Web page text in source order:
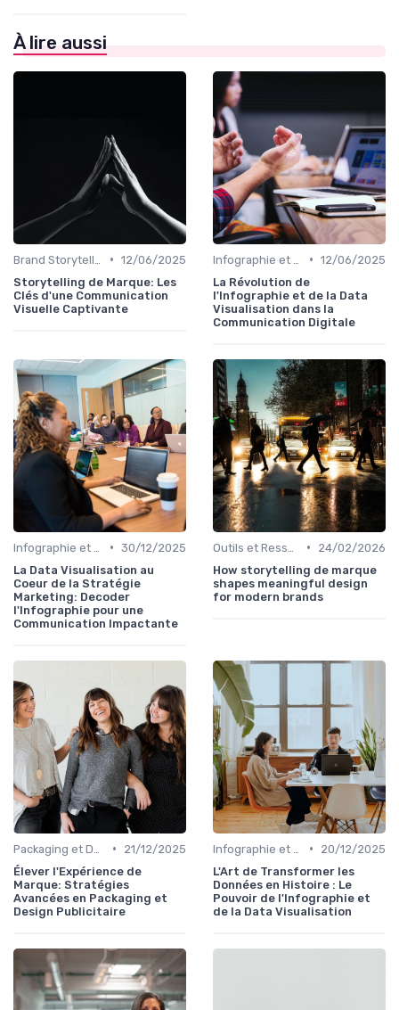
À lire aussi
• 12/06/2025
Storytelling de Marque: Les
Clés d'une Communication
Visuelle Captivante
• 12/06/2025
La Révolution de
l'Infographie et de la Data
Visualisation dans la
Communication Digitale
• 30/12/2025
La Data Visualisation au
Coeur de la Stratégie
Marketing: Decoder
l'Infographie pour une
Communication Impactante
•
24/02/2026
How storytelling de marque
shapes meaningful design
for modern brands
•
21/12/2025
Élever l'Expérience de
Marque: Stratégies
Avancées en Packaging et
Design Publicitaire
•
20/12/2025
L'Art de Transformer les
Données en Histoire : Le
Pouvoir de l'Infographie et
de la Data Visualisation